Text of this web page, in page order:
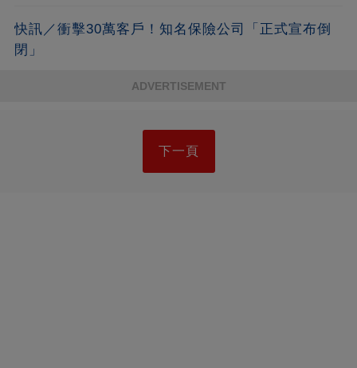
快訊／衝擊30萬客戶！知名保險公司「正式宣布倒
閉」
ADVERTISEMENT
下一頁